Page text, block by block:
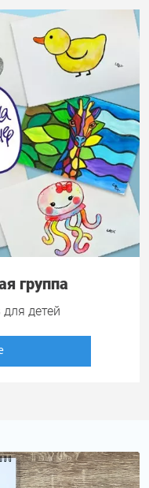
группа
детей